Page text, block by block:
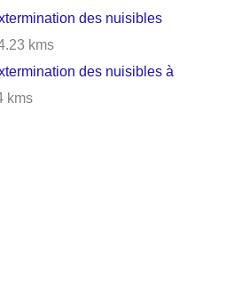
des nuisibles
kms
des nuisibles à
kms